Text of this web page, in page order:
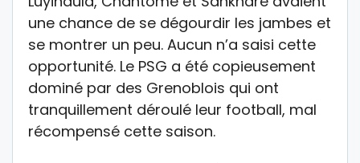
une chance de se dégourdir les jambes et
se montrer un peu. Aucun n’a saisi cette
opportunité. Le PSG a été copieusement
dominé par des Grenoblois qui ont
tranquillement déroulé leur football, mal
récompensé cette saison.